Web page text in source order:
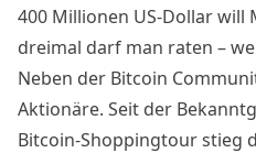
400 Millionen US-Dollar will
dreimal darf man raten –
Neben der Bitcoin
Aktionäre. Seit der
Bitcoin-Shoppingtour stieg